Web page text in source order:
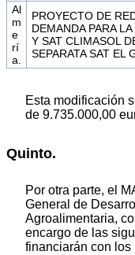
Al
m
e
rí
a.
PROYECTO DE
DEMANDA PARA
Y SAT CLIMASOL
SEPARATA SAT EL
Esta modificación
de 9.735.000,00
Quinto.
Por otra parte, el
General de
Agroalimentaria,
encargo de las
financiarán con los